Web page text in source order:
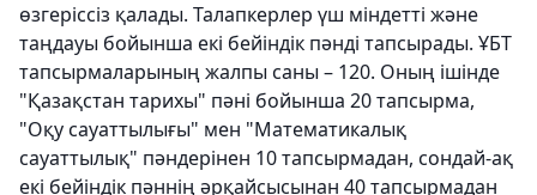
өзгеріссіз қалады. Талапкерлер үш міндетті және
таңдауы бойынша екі бейіндік пәнді тапсырады. ҰБТ
тапсырмаларының жалпы саны – 120. Оның ішінде
"Қазақстан тарихы" пәні бойынша 20 тапсырма,
"Оқу сауаттылығы" мен "Математикалық
сауаттылық" пәндерінен 10 тапсырмадан, сондай-ақ
екі бейіндік пәннің әрқайсысынан 40 тапсырмадан